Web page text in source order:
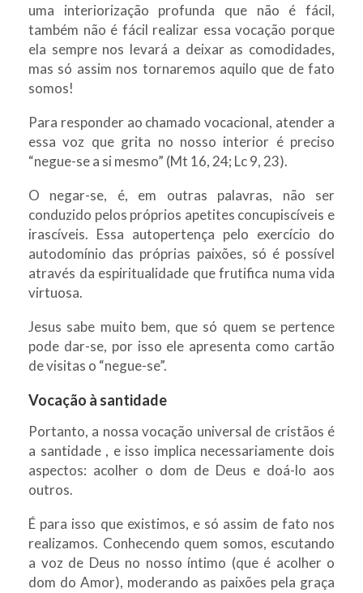
uma interiorização profunda que não é fácil,
também não é fácil realizar essa vocação porque
ela sempre nos levará a deixar as comodidades,
mas só assim nos tornaremos aquilo que de fato
somos!
Para responder ao chamado vocacional, atender a
essa voz que grita no nosso interior é preciso
“negue-se a si mesmo” (Mt 16, 24; Lc 9, 23).
O negar-se, é, em outras palavras, não ser
conduzido pelos próprios apetites concupiscíveis e
irascíveis. Essa autopertença pelo exercício do
autodomínio das próprias paixões, só é possível
através da espiritualidade que frutifica numa vida
virtuosa.
Jesus sabe muito bem, que só quem se pertence
pode dar-se, por isso ele apresenta como cartão
de visitas o “negue-se”.
Vocação à santidade
Portanto, a nossa vocação universal de cristãos é
a santidade , e isso implica necessariamente dois
aspectos: acolher o dom de Deus e doá-lo aos
outros.
É para isso que existimos, e só assim de fato nos
realizamos. Conhecendo quem somos, escutando
a voz de Deus no nosso íntimo (que é acolher o
dom do Amor), moderando as paixões pela graça